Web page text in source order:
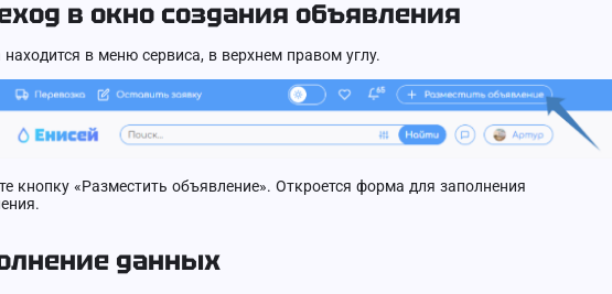
в окно создания объявления
находится в меню сервиса, в верхнем правом углу.
кнопку «Разместить объявление». Откроется форма для заполнения
данных